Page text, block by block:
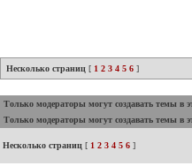
Несколько страниц [ 1 2 3 4 5 6 ]
Только модераторы могут создавать темы в
Только модераторы могут создавать темы в
Несколько страниц [ 1 2 3 4 5 6 ]